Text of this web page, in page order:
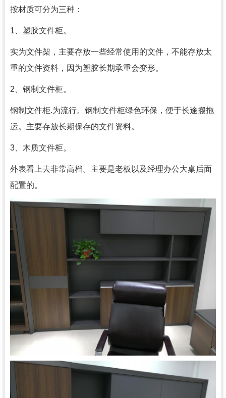
按材质可分为三种：
1、塑胶文件柜。
实为文件架，主要存放一些经常使用的文件，不能存放太
重的文件资料，因为塑胶长期承重会变形。
2、钢制文件柜。
钢制文件柜.为流行。钢制文件柜绿色环保，便于长途搬拖
运。主要存放长期保存的文件资料。
3、木质文件柜。
外表看上去非常高档。主要是老板以及经理办公大桌后面
配置的。